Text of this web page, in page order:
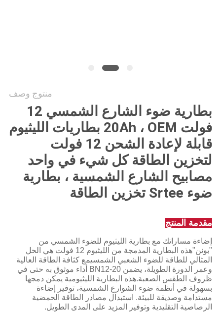
منتوج وصف
بطارية ضوء الشارع الشمسي 12
فولت 20Ah ، OEM بطاريات الليثيوم
قابلة لإعادة الشحن 12 فولت
لتخزين الطاقة كل شيء في واحد
مصابيح الشارع الشمسية ، بطارية
ضوء Srtee تخزين الطاقة
مقدمة المنتج
إضاءة مساراتك مع بطارية الليثيوم للضوء الشمسي من
"بونن"هذه البطارية المدمجة من الليثيوم 12 فولت هي الحل
المثالي للطاقة للضوء الشعبي الشمسيمع كثافة الطاقة العالية
وعمر الدورة الطويلة، يضمن BN12-20 أداء موثوق به حتى في
ظروف الطقس الصعبة.هذه البطارية الليثيومية يمكن دمجها
بسهولة في أنظمة ضوء الشوارع الشمسية، توفير إضاءة
مستدامة وصديقة للبيئة. استبدال مصادر الطاقة الحمضية
الرصاصية التقليدية وتوفير المزيد على المدى الطويل.